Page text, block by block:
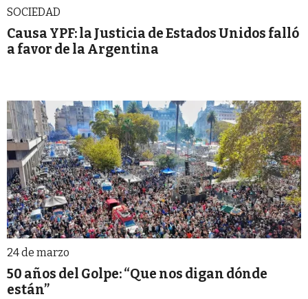
SOCIEDAD
Causa YPF: la Justicia de Estados Unidos falló
a favor de la Argentina
24 de marzo
50 años del Golpe: “Que nos digan dónde
están”